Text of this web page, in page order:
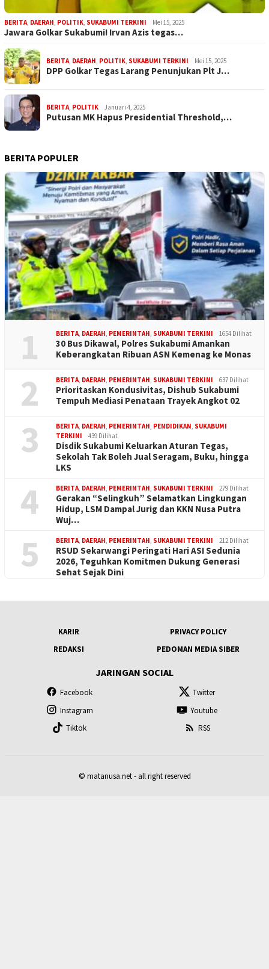
BERITA DAERAH POLITIK SUKABUMI TERKINI Mei 15, 2025
Jawara Golkar Sukabumi! Irvan Azis tegas…
BERITA DAERAH POLITIK SUKABUMI TERKINI Mei 15, 2025
DPP Golkar Tegas Larang Penunjukan Plt J…
BERITA POLITIK Januari 4, 2025
Putusan MK Hapus Presidential Threshold,…
BERITA POPULER
1 BERITA DAERAH PEMERINTAH SUKABUMI TERKINI 1654 Dilihat
30 Bus Dikawal, Polres Sukabumi Amankan
Keberangkatan Ribuan ASN Kemenag ke Monas
2 BERITA DAERAH PEMERINTAH SUKABUMI TERKINI 637 Dilihat
Prioritaskan Kondusivitas, Dishub Sukabumi
Tempuh Mediasi Penataan Trayek Angkot 02
3 BERITA DAERAH PEMERINTAH PENDIDIKAN SUKABUMI
TERKINI
439 Dilihat
Disdik Sukabumi Keluarkan Aturan Tegas,
Sekolah Tak Boleh Jual Seragam, Buku, hingga
LKS
4 BERITA DAERAH PEMERINTAH SUKABUMI TERKINI 279 Dilihat
Gerakan “Selingkuh” Selamatkan Lingkungan
Hidup, LSM Dampal Jurig dan KKN Nusa Putra
Wuj…
5 BERITA DAERAH PEMERINTAH SUKABUMI TERKINI 212 Dilihat
RSUD Sekarwangi Peringati Hari ASI Sedunia
2026, Teguhkan Komitmen Dukung Generasi
Sehat Sejak Dini
KARIR
PRIVACY POLICY
REDAKSI
PEDOMAN MEDIA SIBER
JARINGAN SOCIAL
Facebook
Twitter
Instagram
Youtube
Tiktok
RSS
© matanusa.net - all right reserved